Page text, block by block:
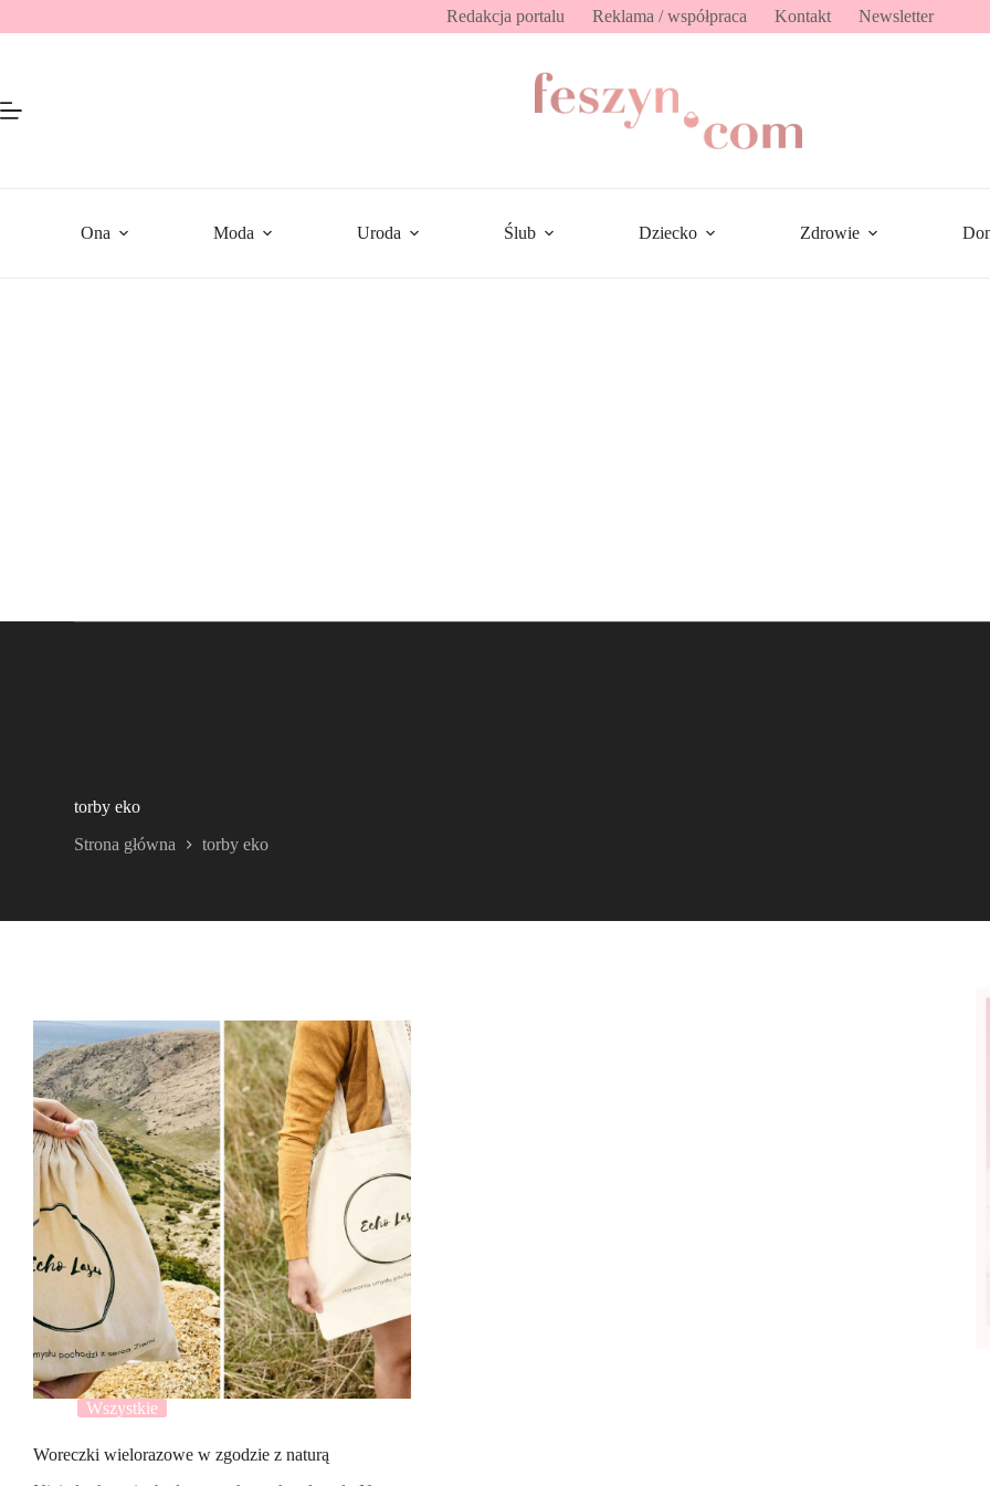
Redakcja portalu Reklama / współpraca Kontakt Newsletter
Ona Moda Uroda Ślub Dziecko Zdrowie
torby eko
Strona główna torby eko
Wszystkie
Woreczki wielorazowe w zgodzie z naturą